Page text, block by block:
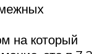
на который